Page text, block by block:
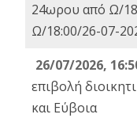
24ωρου από Ω/
Ω/18:00/26-07-
26/07/2026,
επιβολή
και Εύβοια